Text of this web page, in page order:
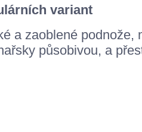
variant
a zaoblené
působivou, a